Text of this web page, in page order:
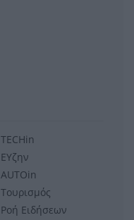
TECHin
ΕΥζην
AUTOin
Τουρισμός
Ροή Ειδήσεων